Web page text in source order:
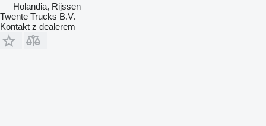
Holandia, Rijssen
Twente Trucks B.V.
Kontakt z dealerem